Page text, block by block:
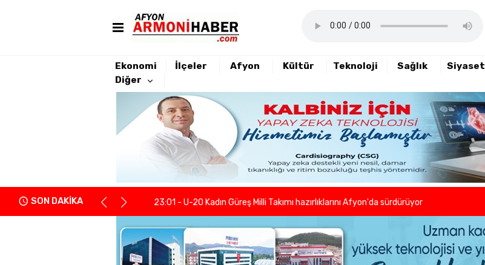
Ekonomi İlçeler Afyon Kültür Teknoloji Sağlık Siyaset
Diğer
SON DAKİKA
22:21 - Yeniden Refah Partisi haftalık basın açıklamasını yayımladı
23:08 - PARKHAYAT Hastanesi'nde sezon öncesi sağlık kontrolleri tamamlandı
23:04 - Afyonkarahisarlı berber ve kuaförlerden anlamlı hareket
23:01 - U-20 Kadın Güreş Milli Takımı hazırlıklarını Afyon'da sürdürüyor
22:55 - İGM Başkanı Siper: "Engelleri birlikte azaltıyoruz."
22:37 - Kentsel Dönüşümde yeni dönem başladı